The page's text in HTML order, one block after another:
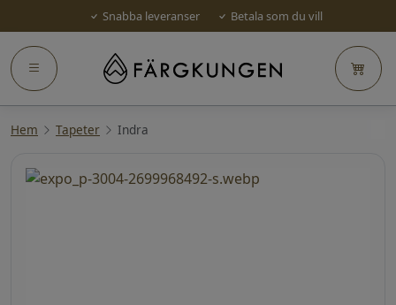
Snabba leveranser Betala som du vill
Hem Tapeter Indra